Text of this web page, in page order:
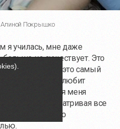
Алиной Покрышко
я училась, мне даже
больше не существует. Это
город. По мне, это самый
больше любит
Харьков. Вот для меня
сейчас, просматривая все
ну это просто